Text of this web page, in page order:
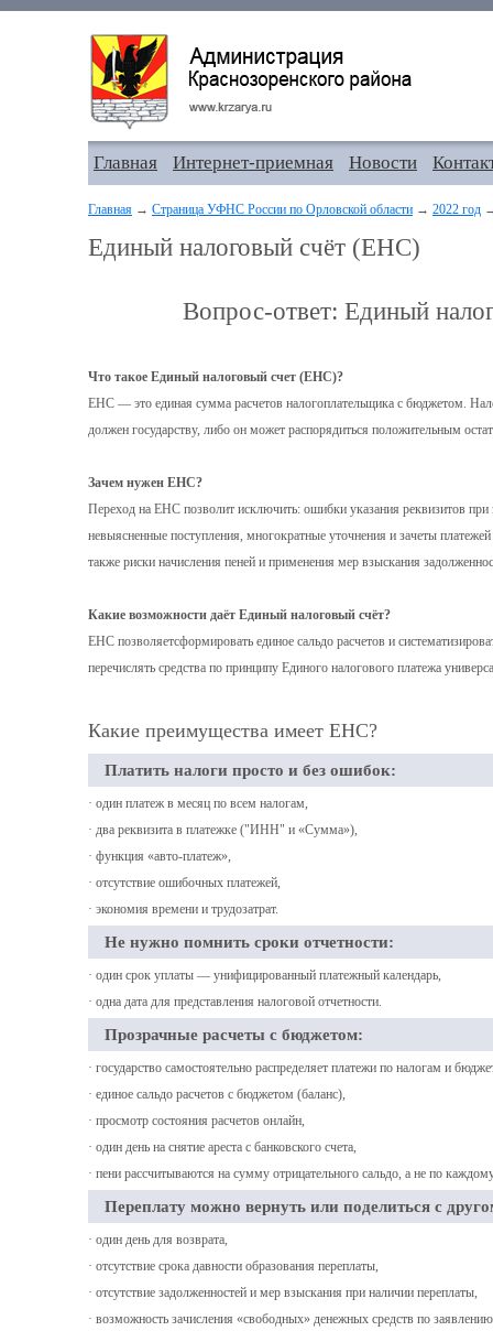
Главная Интернет-приемная Новости
Главная → Страница УФНС России по Орловской области → 2022 год
Единый налоговый счёт (ЕНС)
Вопрос-ответ: Единый
Что такое Единый налоговый счет (ЕНС)?
ЕНС — это единая сумма расчетов налогоплательщика с бюджетом.
должен государству, либо он может распорядиться положительным
Зачем нужен ЕНС?
Переход на ЕНС позволит исключить: ошибки указания реквизитов
невыясненные поступления, многократные уточнения и зачеты
также риски начисления пеней и применения мер взыскания
Какие возможности даёт Единый налоговый счёт?
ЕНС позволяетсформировать единое сальдо расчетов и
перечислять средства по принципу Единого налогового платежа
Какие преимущества имеет ЕНС?
Платить налоги просто и без ошибок:
· один платеж в месяц по всем налогам,
· два реквизита в платежке ("ИНН" и «Сумма»),
· функция «авто-платеж»,
· отсутствие ошибочных платежей,
· экономия времени и трудозатрат.
Не нужно помнить сроки отчетности:
· один срок уплаты — унифицированный платежный календарь,
· одна дата для представления налоговой отчетности.
Прозрачные расчеты с бюджетом:
· государство самостоятельно распределяет платежи по налогам и
· единое сальдо расчетов с бюджетом (баланс),
· просмотр состояния расчетов онлайн,
· один день на снятие ареста с банковского счета,
· пени рассчитываются на сумму отрицательного сальдо, а не по
Переплату можно вернуть или поделиться с
· один день для возврата,
· отсутствие срока давности образования переплаты,
· отсутствие задолженностей и мер взыскания при наличии переплаты,
· возможность зачисления «свободных» денежных средств по